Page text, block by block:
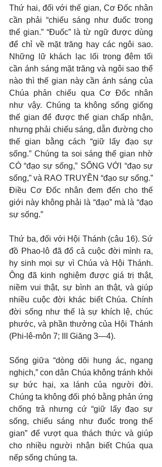
Thứ hai, đối với thế gian, Cơ Đốc nhân
cần phải “chiếu sáng như đuốc trong
thế gian.” “Đuốc” là từ ngữ được dùng
để chỉ về mặt trăng hay các ngôi sao.
Những lữ khách lạc lối trong đêm tối
cần ánh sáng mặt trăng và ngôi sao thể
nào thì thế gian này cần ánh sáng của
Chúa phản chiếu qua Cơ Đốc nhân
như vậy. Chúng ta không sống giống
thế gian để được thế gian chấp nhận,
nhưng phải chiếu sáng, dẫn đường cho
thế gian bằng cách “giữ lấy đạo sự
sống.” Chúng ta soi sáng thế gian nhờ
CÓ “đạo sự sống,” SỐNG VỚI “đạo sự
sống,” và RAO TRUYỀN “đạo sự sống.”
Điều Cơ Đốc nhân đem đến cho thế
giới này không phải là “đạo” mà là “đạo
sự sống.”
Thứ ba, đối với Hội Thánh (câu 16). Sứ
đồ Phao-lô đã đổ cả cuộc đời mình ra,
hy sinh mọi sự vì Chúa và Hội Thánh.
Ông đã kinh nghiệm được giá trị thật,
niềm vui thật, sự bình an thật, và giúp
nhiều cuộc đời khác biết Chúa. Chính
đời sống như thế là sự khích lệ, chúc
phước, và phần thưởng của Hội Thánh
(Phi-lê-môn 7; III Giăng 3—4).
Sống giữa “dòng dõi hung ác, ngang
nghịch,” con dân Chúa không tránh khỏi
sự bức hại, xa lánh của người đời.
Chúng ta không đối phó bằng phản ứng
chống trả nhưng cứ “giữ lấy đạo sự
sống, chiếu sáng như đuốc trong thế
gian” để vượt qua thách thức và giúp
cho nhiều người nhận biết Chúa qua
nếp sống chúng ta.